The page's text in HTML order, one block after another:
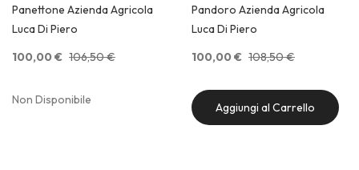
Panettone Azienda Agricola
Luca Di Piero
100,00 € 106,50 €
Non Disponibile
Pandoro Azienda Agricola
Luca Di Piero
100,00 € 108,50 €
Aggiungi al Carrello